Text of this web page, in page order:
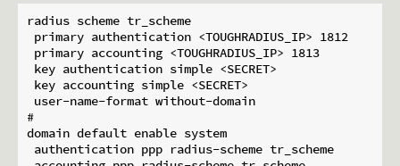
radius scheme tr_scheme
primary authentication <TOUGHRADIUS_IP> 1812
primary accounting <TOUGHRADIUS_IP> 1813
key authentication simple <SECRET>
key accounting simple <SECRET>
user-name-format without-domain
#
domain default enable system
authentication ppp radius-scheme tr_scheme